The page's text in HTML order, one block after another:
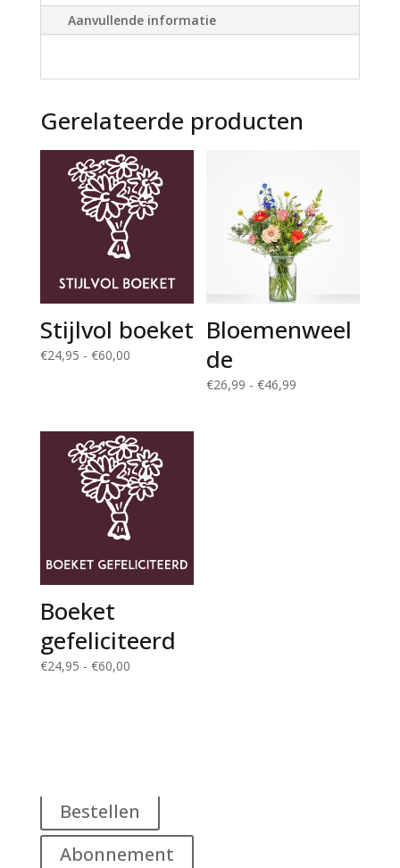
Aanvullende informatie
Gerelateerde producten
Stijlvol boeket
€24,95 - €60,00Prijsklasse:
Bloemenweel
de
€26,99 - €46,99
Boeket
gefeliciteerd
€24,95 - €60,00Prijsklasse:
Bestellen
Abonnement